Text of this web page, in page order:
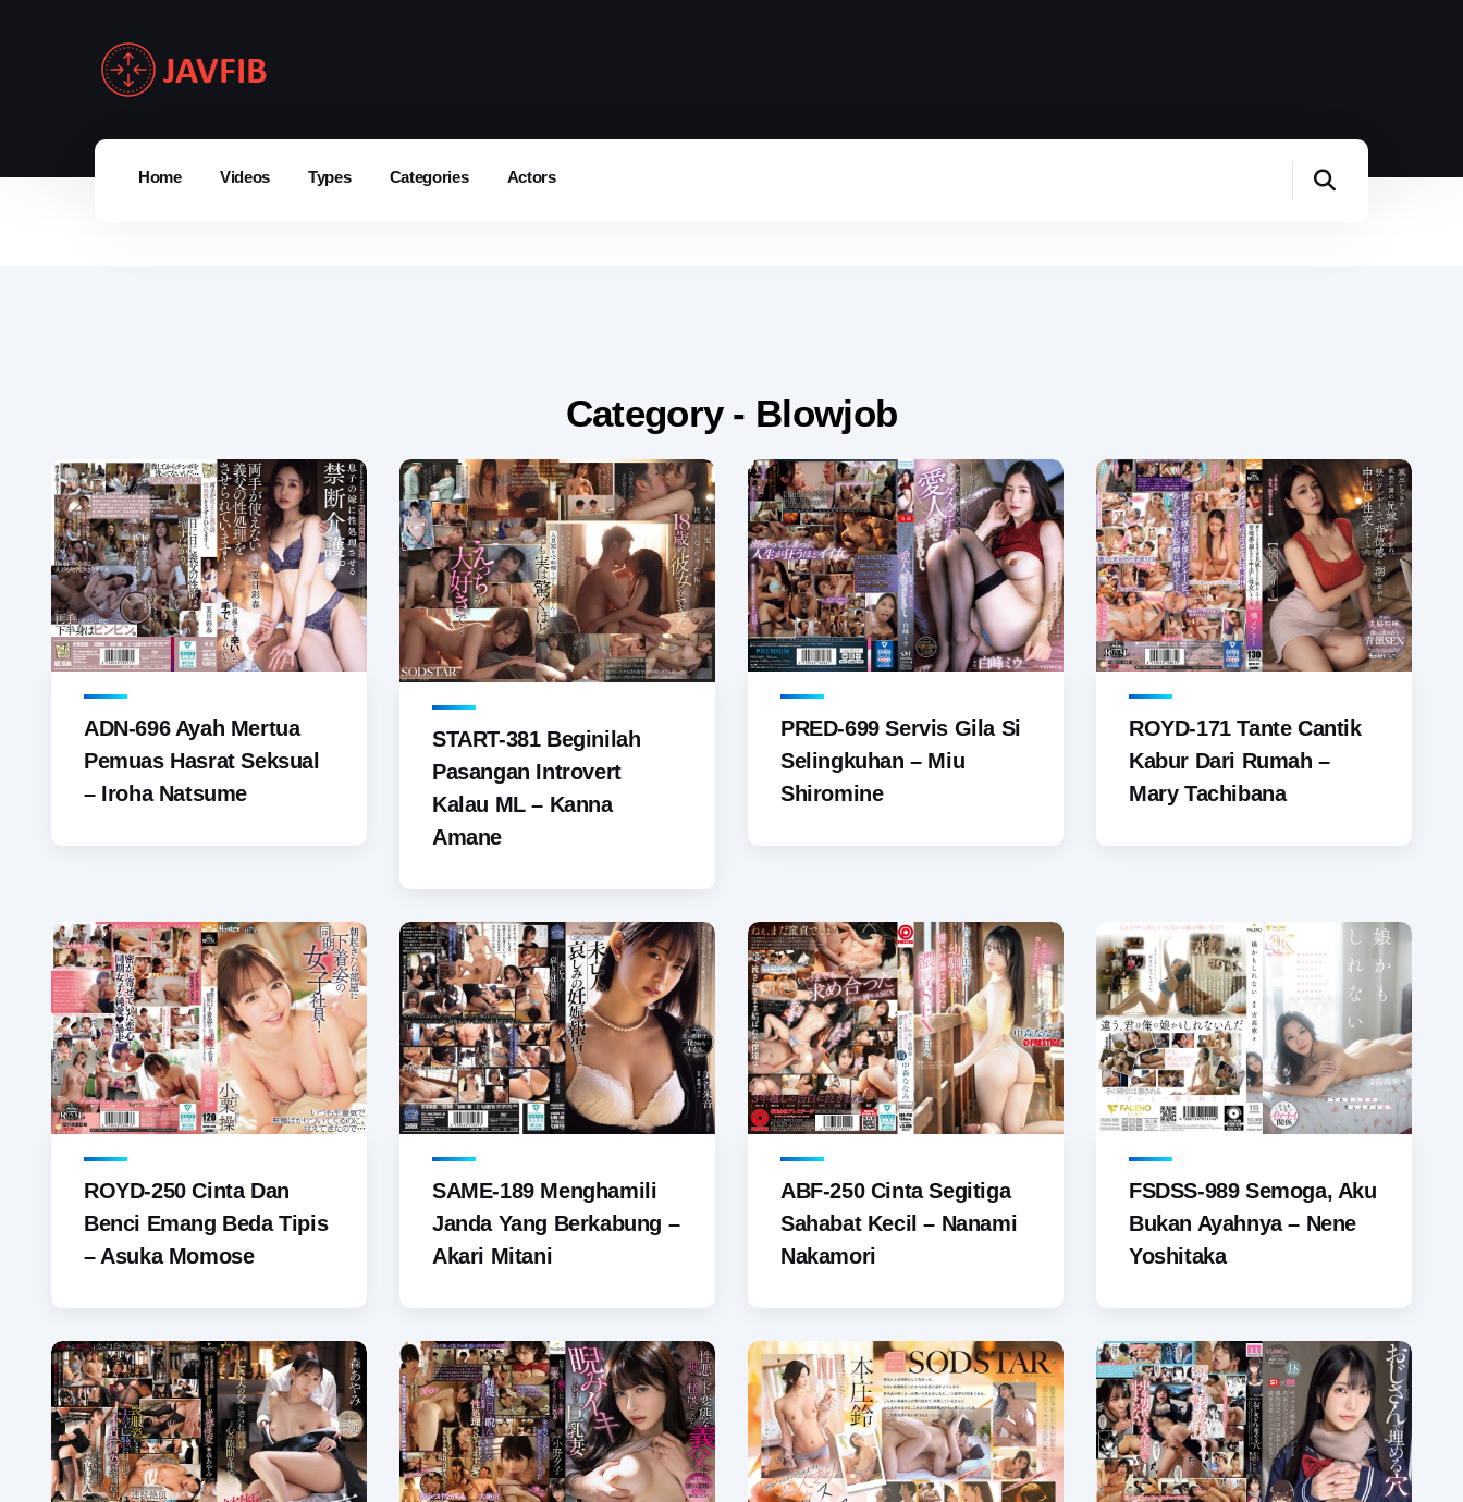
Home Videos Types Categories Actors
Category - Blowjob
ADN-696 Ayah Mertua
Pemuas Hasrat Seksual
– Iroha Natsume
START-381 Beginilah
Pasangan Introvert
Kalau ML – Kanna
Amane
PRED-699 Servis Gila Si
Selingkuhan – Miu
Shiromine
ROYD-171 Tante Cantik
Kabur Dari Rumah –
Mary Tachibana
ROYD-250 Cinta Dan
Benci Emang Beda Tipis
– Asuka Momose
SAME-189 Menghamili
Janda Yang Berkabung –
Akari Mitani
ABF-250 Cinta Segitiga
Sahabat Kecil – Nanami
Nakamori
FSDSS-989 Semoga, Aku
Bukan Ayahnya – Nene
Yoshitaka